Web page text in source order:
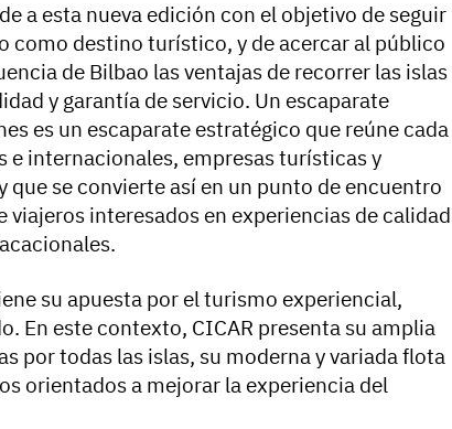
a esta nueva edición con el objetivo de seguir
como destino turístico, y de acercar al público
de Bilbao las ventajas de recorrer las islas
y garantía de servicio. Un escaparate
es un escaparate estratégico que reúne cada
e internacionales, empresas turísticas y
que se convierte así en un punto de encuentro
viajeros interesados en experiencias de calidad
su apuesta por el turismo experiencial,
En este contexto, CICAR presenta su amplia
por todas las islas, su moderna y variada flota
orientados a mejorar la experiencia del